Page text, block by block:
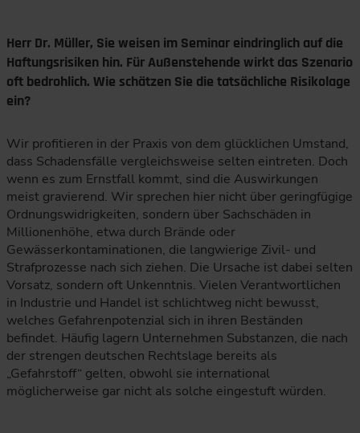
Herr Dr. Müller, Sie weisen im Seminar eindringlich auf die
Haftungsrisiken hin. Für Außenstehende wirkt das Szenario
oft bedrohlich. Wie schätzen Sie die tatsächliche Risikolage
ein?
Wir profitieren in der Praxis von dem glücklichen Umstand,
dass Schadensfälle vergleichsweise selten eintreten. Doch
wenn es zum Ernstfall kommt, sind die Auswirkungen
meist gravierend. Wir sprechen hier nicht über geringfügige
Ordnungswidrigkeiten, sondern über Sachschäden in
Millionenhöhe, etwa durch Brände oder
Gewässerkontaminationen, die langwierige Zivil- und
Strafprozesse nach sich ziehen. Die Ursache ist dabei selten
Vorsatz, sondern oft Unkenntnis. Vielen Verantwortlichen
in Industrie und Handel ist schlichtweg nicht bewusst,
welches Gefahrenpotenzial sich in ihren Beständen
befindet. Häufig lagern Unternehmen Substanzen, die nach
der strengen deutschen Rechtslage bereits als
„Gefahrstoff“ gelten, obwohl sie international
möglicherweise gar nicht als solche eingestuft würden.